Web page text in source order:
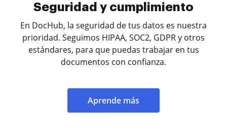
Seguridad y cumplimiento
En DocHub, la seguridad de tus datos es nuestra
prioridad. Seguimos HIPAA, SOC2, GDPR y otros
estándares, para que puedas trabajar en tus
documentos con confianza.
Aprende más